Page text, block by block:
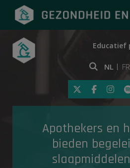
Onderwerpen
Gezondheid in de media
Educatief
NL FR
Klik op
Apothekers en
bieden